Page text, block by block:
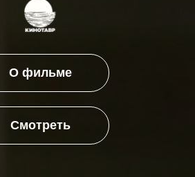
О фильме
Смотреть